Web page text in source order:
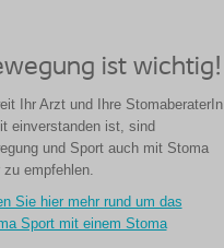
ist wichtig!
Ihr Arzt und Ihre StomaberaterIn
einverstanden ist, sind
und Sport auch mit Stoma
zu empfehlen.
Sie hier mehr rund um das
Sport mit einem Stoma